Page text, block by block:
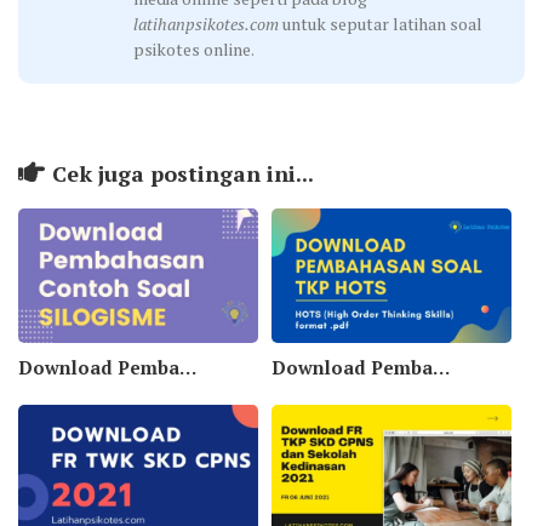
latihanpsikotes.comuntuk seputar latihan soal
psikotes online.
Cek juga postingan ini...
Download Pembahasan dan Contoh Soal TIU Silogisme Download Pembahasan Soal TKP HOTS (High Order Thinking Skills) Pdf